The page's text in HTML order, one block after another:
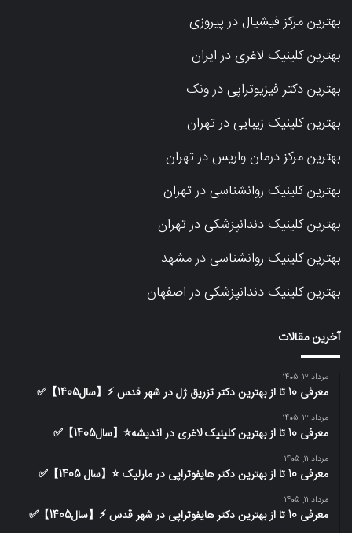
بهترین مرکز فیشیال در پیروزی
بهترین کلینیک لاغری در ایران
بهترین دکتر فیزیوتراپی در ونک
بهترین کلینیک زیبایی در تهران
بهترین مرکز درمان واریس در تهران
بهترین کلینیک روانشناسی در تهران
بهترین کلینیک دندانپزشکی در تهران
بهترین کلینیک روانشناسی در مشهد
بهترین کلینیک دندانپزشکی در اصفهان
آخرین مقالات
مرداد 12, 1405
معرفی 10 تا از بهترین دکتر تزریق ژل در شهر قدس ⚡️【سال1405】✅
مرداد 12, 1405
معرفی 10 تا از بهترین کلینیک لاغری در اندیشه⭐【سال1405】✅
مرداد 11, 1405
معرفی 10 تا از بهترین دکتر هایفوتراپی در مارلیک ⭐【سال 1405】✅
مرداد 11, 1405
معرفی 10 تا از بهترین دکتر هایفوتراپی در شهر قدس ⚡️【سال1405】✅